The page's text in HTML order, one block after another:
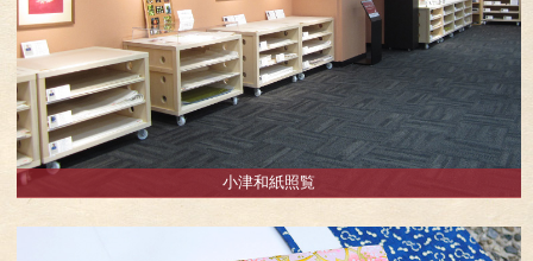
小津和紙照覧